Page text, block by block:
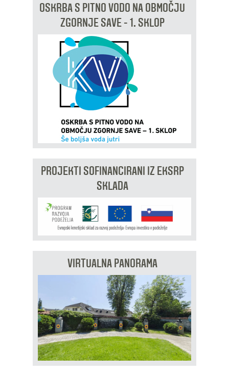
OSKRBA S PITNO VODO NA OBMOČJU
ZGORNJE SAVE - 1. SKLOP
PROJEKTI SOFINANCIRANI IZ EKSRP
SKLADA
VIRTUALNA PANORAMA